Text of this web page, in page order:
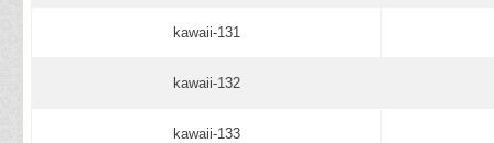
kawaii-131
kawaii-132
kawaii-133